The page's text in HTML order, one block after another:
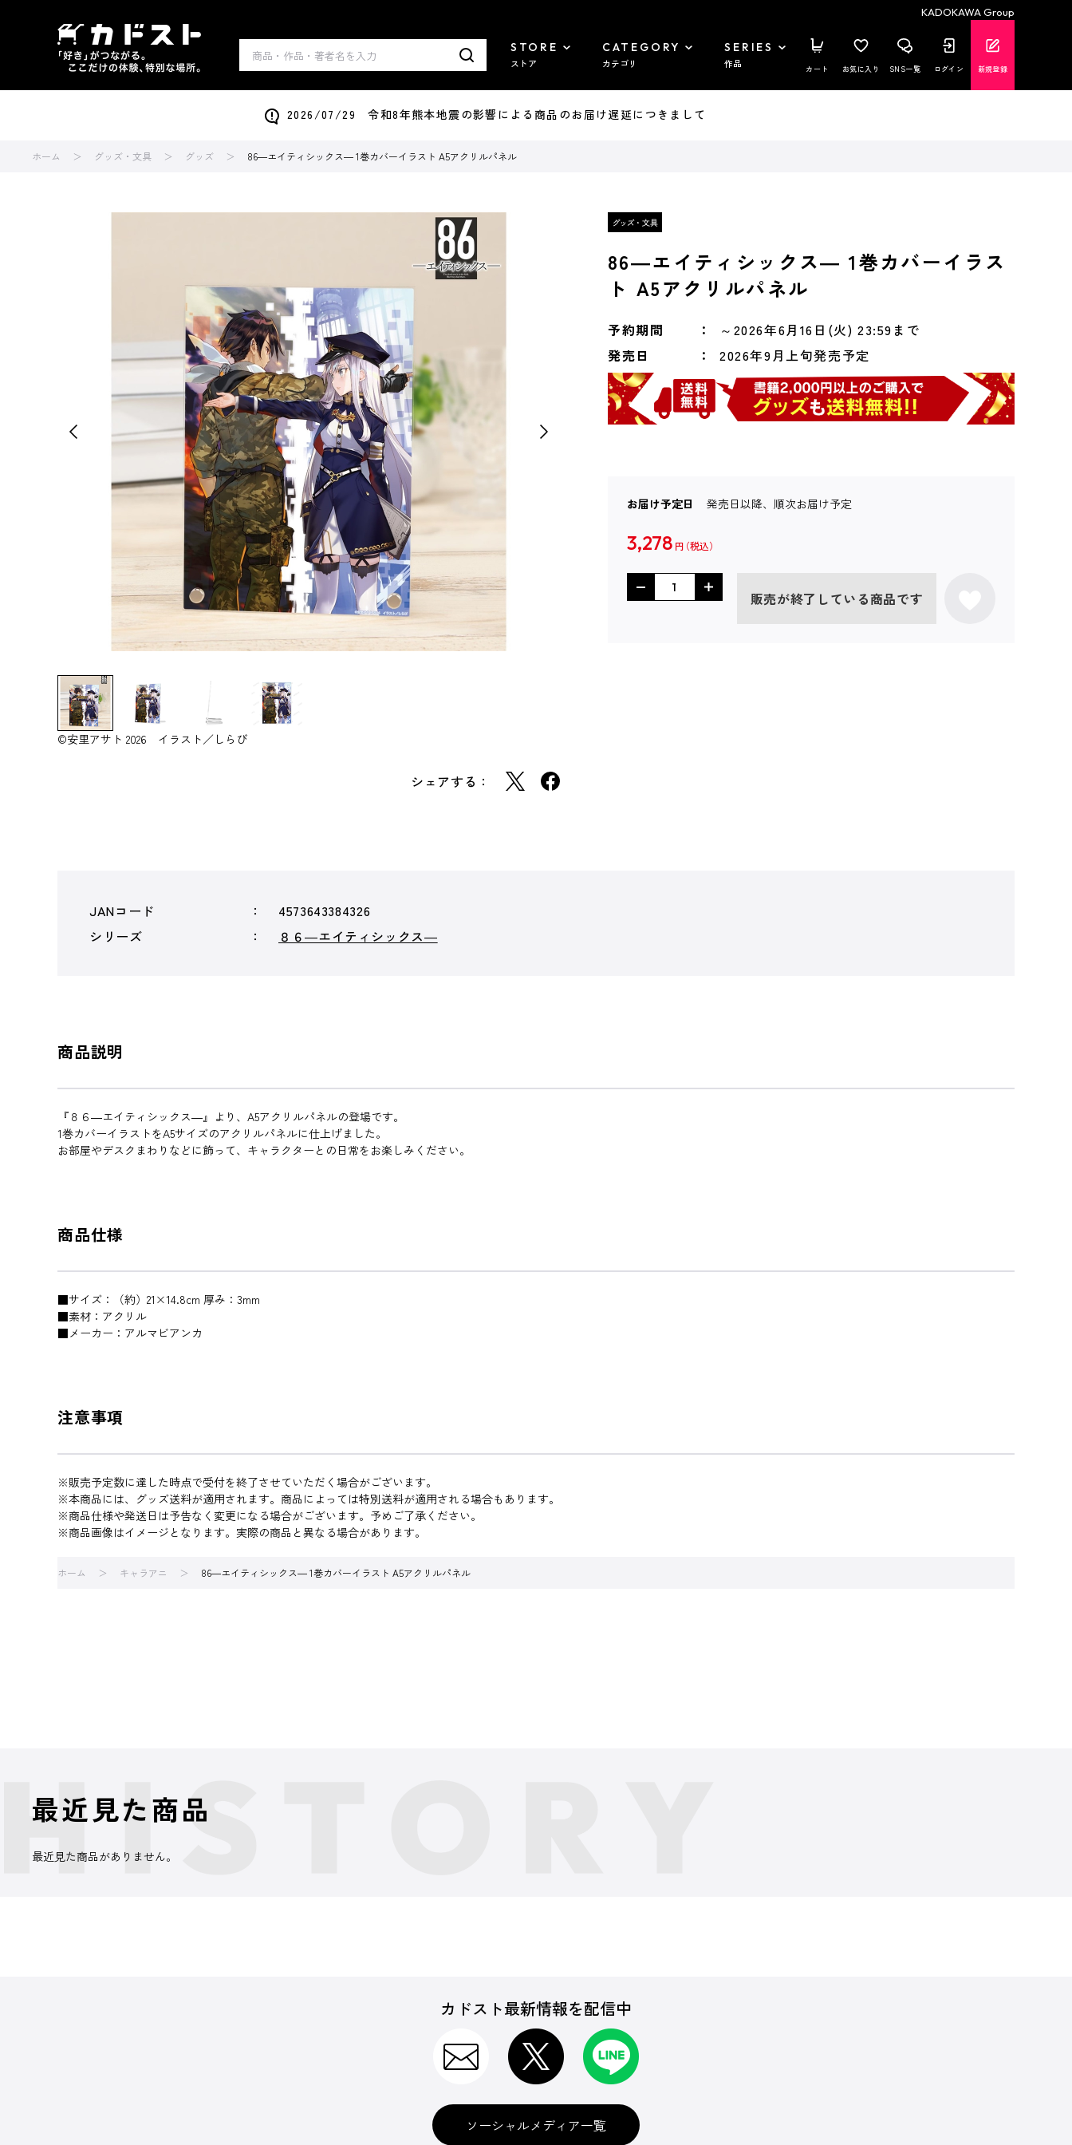
KADOKAWA Group
STORE
ストア
CATEGORY
カテゴリ
SERIES
作品 カート お気に入り SNS一覧 ログイン 新規登録
2026/07/29 令和8年熊本地震の影響による商品のお届け遅延につきまして
ホーム グッズ・文具 グッズ 86―エイティシックス― 1巻カバーイラスト A5アクリルパネル
©安里アサト 2026 イラスト／しらび
シェアする：
86―エイティシックス― 1巻カバーイラス
ト A5アクリルパネル
予約期間
～2026年6月16日(火) 23:59まで
発売日
2026年9月上旬発売予定
お届け予定日 発売日以降、順次お届け予定
3,278 円
販売が終了している商品です
JANコード
4573643384326
シリーズ
８６―エイティシックス―
商品説明
『８６―エイティシックス―』より、A5アクリルパネルの登場です。
1巻カバーイラストをA5サイズのアクリルパネルに仕上げました。
お部屋やデスクまわりなどに飾って、キャラクターとの日常をお楽しみください。
商品仕様
■サイズ：（約）21×14.8cm 厚み：3mm
■素材：アクリル
■メーカー：アルマビアンカ
注意事項
※販売予定数に達した時点で受付を終了させていただく場合がございます。
※本商品には、グッズ送料が適用されます。商品によっては特別送料が適用される場合もあります。
※商品仕様や発送日は予告なく変更になる場合がございます。予めご了承ください。
※商品画像はイメージとなります。実際の商品と異なる場合があります。
ホーム キャラアニ 86―エイティシックス― 1巻カバーイラスト A5アクリルパネル
最近見た商品
最近見た商品がありません。
カドスト最新情報を配信中
ソーシャルメディア一覧